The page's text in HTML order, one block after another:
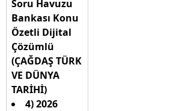
Soru Havuzu
Bankası Konu
Özetli Dijital
Çözümlü
(ÇAĞDAŞ TÜRK
VE DÜNYA
TARİHİ)
4) 2026